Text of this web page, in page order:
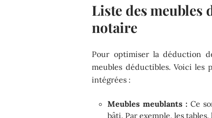
Liste des meubles
notaire
Pour optimiser la déduction
meubles déductibles. Voici les
intégrées :
Meubles meublants : Ce
bâti. Par exemple, les